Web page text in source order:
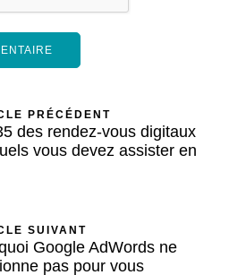
PRÉCÉDENT
des rendez-vous digitaux
vous devez assister en
SUIVANT
Google AdWords ne
pas pour vous